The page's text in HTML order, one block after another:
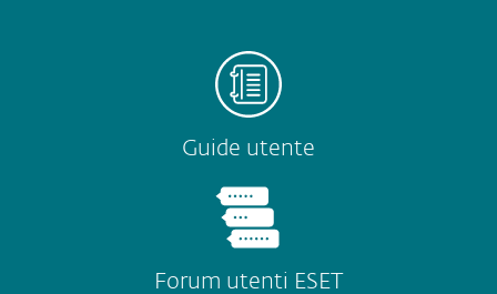
Guide utente
Forum utenti ESET